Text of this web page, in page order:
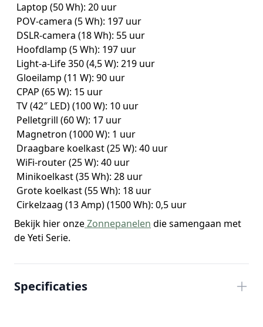
Laptop (50 Wh): 20 uur
POV-camera (5 Wh): 197 uur
DSLR-camera (18 Wh): 55 uur
Hoofdlamp (5 Wh): 197 uur
Light-a-Life 350 (4,5 W): 219 uur
Gloeilamp (11 W): 90 uur
CPAP (65 W): 15 uur
TV (42″ LED) (100 W): 10 uur
Pelletgrill (60 W): 17 uur
Magnetron (1000 W): 1 uur
Draagbare koelkast (25 W): 40 uur
WiFi-router (25 W): 40 uur
Minikoelkast (35 Wh): 28 uur
Grote koelkast (55 Wh): 18 uur
Cirkelzaag (13 Amp) (1500 Wh): 0,5 uur
Bekijk hier onzeZonnepanelen die samengaan met
de Yeti Serie.
Specificaties